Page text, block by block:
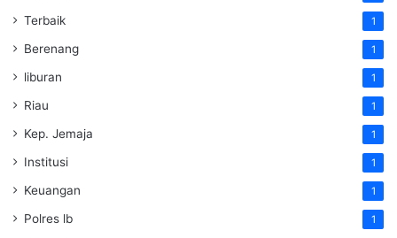
Terbaik 1
Berenang 1
liburan 1
Riau 1
Kep. Jemaja 1
Institusi 1
Keuangan 1
Polres lb 1